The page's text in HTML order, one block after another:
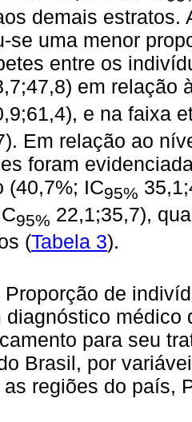
demais estratos.
se uma menor
entre os
em relação
e na faixa
Em relação ao
foram
(40,7%; IC95%
95% 22,1;35,7),
(Tabela 3).
Proporção de
diagnóstico
para seu
Brasil, por
as regiões do país,